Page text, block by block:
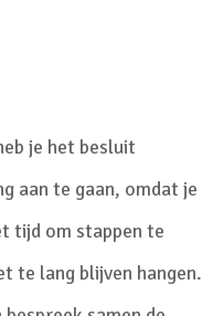
je het besluit
aan te gaan, omdat je
tijd om stappen te
te lang blijven hangen.